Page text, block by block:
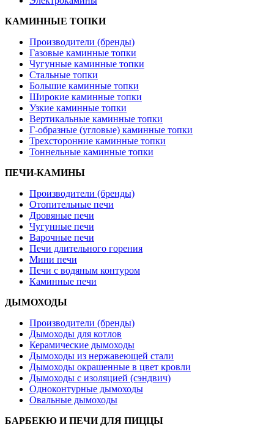
КАМИННЫЕ ТОПКИ
Производители (бренды)
Газовые каминные топки
Чугунные каминные топки
Стальные топки
Большие каминные топки
Широкие каминные топки
Узкие каминные топки
Вертикальные каминные топки
Г-образные (угловые) каминные топки
Трехсторонние каминные топки
Тоннельные каминные топки
ПЕЧИ-КАМИНЫ
Производители (бренды)
Отопительные печи
Дровяные печи
Чугунные печи
Варочные печи
Печи длительного горения
Мини печи
Печи с водяным контуром
Каминные печи
ДЫМОХОДЫ
Производители (бренды)
Дымоходы для котлов
Керамические дымоходы
Дымоходы из нержавеющей стали
Дымоходы окрашенные в цвет кровли
Дымоходы с изоляцией (сэндвич)
Одноконтурные дымоходы
Овальные дымоходы
БАРБЕКЮ И ПЕЧИ ДЛЯ ПИЦЦЫ